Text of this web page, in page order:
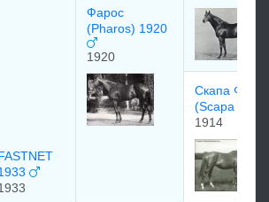
Фарос
(Pharos) 1920
1920
Cкaпa Флоу
(Scapa
1914